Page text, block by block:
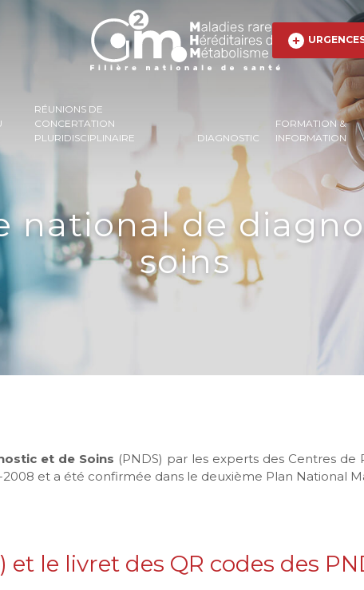
RÉUNIONS DE
CONCERTATION
PLURIDISCIPLINAIRE
DIAGNOSTIC
FORMATION &
INFORMATION
national de
soins
et de Soins (PNDS) par les experts des Centres
et a été confirmée dans le deuxième Plan National
le livret des QR codes des